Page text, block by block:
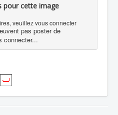
pour cette image
veuillez vous connecter
pas poster de
connecter...